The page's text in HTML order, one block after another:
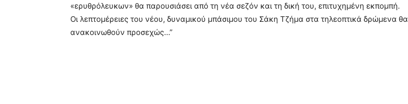
«ερυθρόλευκων» θα παρουσιάσει από τη νέα σεζόν και τη δική του, επιτυχημένη εκπομπή.
Οι λεπτομέρειες του νέου, δυναμικού μπάσιμου του Σάκη Τζήμα στα τηλεοπτικά δρώμενα θα
ανακοινωθούν προσεχώς…”